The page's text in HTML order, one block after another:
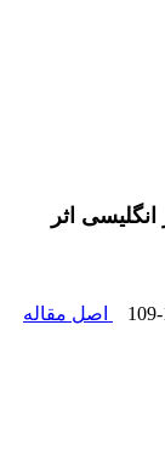
اثر
اصل مقاله